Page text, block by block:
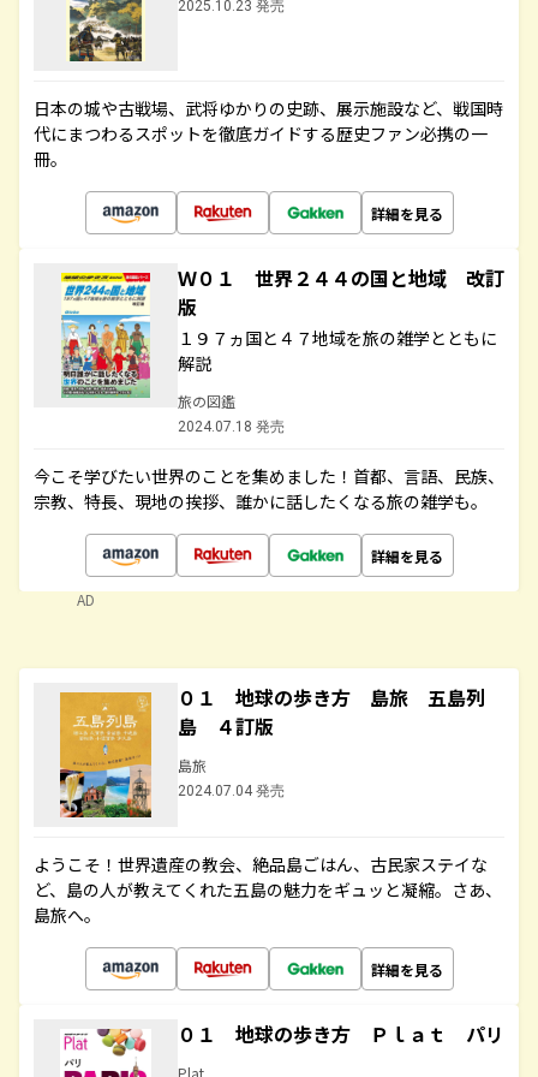
2025.10.23 発売
日本の城や古戦場、武将ゆかりの史跡、展示施設など、戦国時
代にまつわるスポットを徹底ガイドする歴史ファン必携の一
冊。
詳細を見る
Ｗ０１ 世界２４４の国と地域 改訂
版
１９７ヵ国と４７地域を旅の雑学とともに
解説
旅の図鑑
2024.07.18 発売
今こそ学びたい世界のことを集めました！首都、言語、民族、
宗教、特長、現地の挨拶、誰かに話したくなる旅の雑学も。
詳細を見る
AD
０１ 地球の歩き方 島旅 五島列
島 ４訂版
島旅
2024.07.04 発売
ようこそ！世界遺産の教会、絶品島ごはん、古民家ステイな
ど、島の人が教えてくれた五島の魅力をギュッと凝縮。さあ、
島旅へ。
詳細を見る
０１ 地球の歩き方 Ｐｌａｔ パリ
Plat